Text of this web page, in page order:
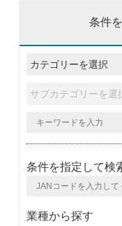
条件
条件を指定して検
業種から探す